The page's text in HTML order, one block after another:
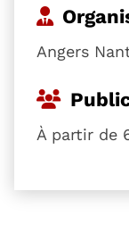
Angers
À partir de